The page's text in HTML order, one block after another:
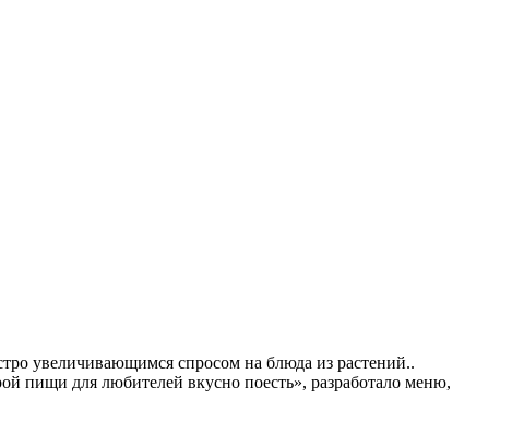
увеличивающимся спросом на блюда из растений..
пищи для любителей вкусно поесть», разработало меню,